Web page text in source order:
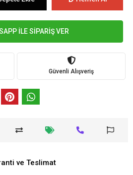
İLE SİPARİŞ VER
Güvenli Alışveriş
ve Teslimat